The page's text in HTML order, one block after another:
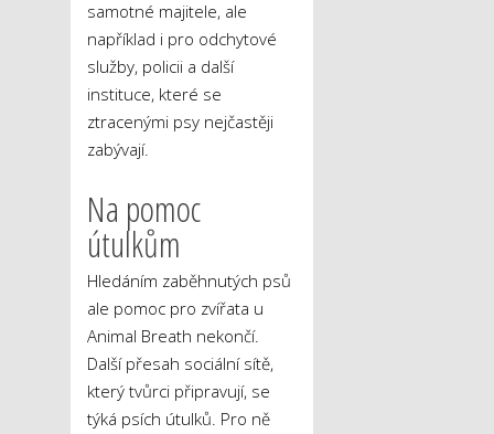
samotné majitele, ale
například i pro odchytové
služby, policii a další
instituce, které se
ztracenými psy nejčastěji
zabývají.
Na pomoc
útulkům
Hledáním zaběhnutých psů
ale pomoc pro zvířata u
Animal Breath nekončí.
Další přesah sociální sítě,
který tvůrci připravují, se
týká psích útulků. Pro ně